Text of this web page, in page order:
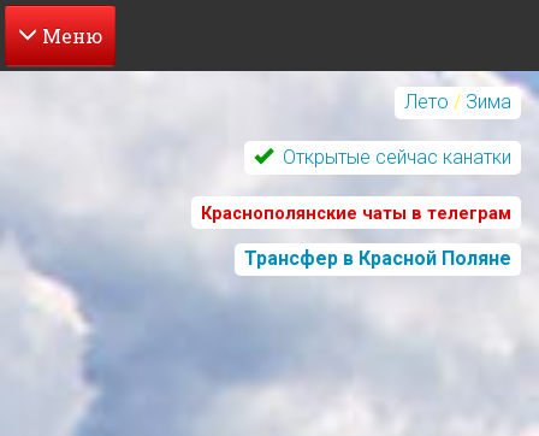
Перейти
Лето / Зима
Открытые сейчас канатки
Краснополянские чаты в телеграм
Трансфер в Красной Поляне